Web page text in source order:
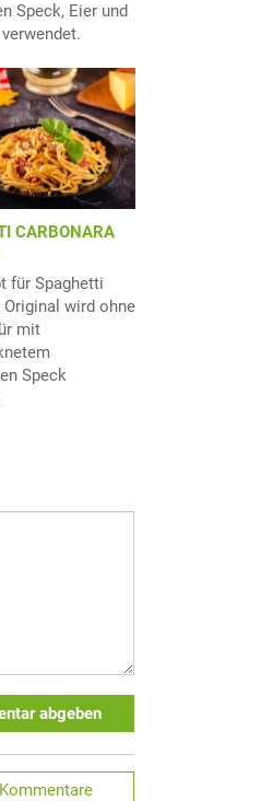
Speck, Eier und
CARBONARA
für Spaghetti
Original wird ohne
mit
Speck
abgeben
Kommentare